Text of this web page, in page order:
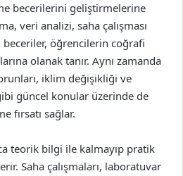
becerilerini geliştirmelerine
veri analizi, saha çalışması
öğrencilerin coğrafi
olanak tanır. Aynı zamanda
iklim değişikliği ve
güncel konular üzerinde de
fırsatı sağlar.
teorik bilgi ile kalmayıp pratik
Saha çalışmaları, laboratuvar